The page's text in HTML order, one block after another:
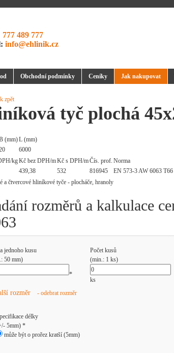
777 489 777
info@ehlinik.cz
Obchodní podmínky Ceníky Jak nakupovat
zpět
tyč plochá
(mm)L (mm)
6000
kgKč bez DPH/mKč s DPH/mČís. prof. Norma
439,38 532 816945 EN 573-3 AW 6063
rozměrů a kalkulace
jednoho kusu
50 mm)
Počet kusů
(min.: 1 ks)
*
ks
rozměr - odebrat rozměr
délky
5mm) *
může být o prořez kratší (5mm)